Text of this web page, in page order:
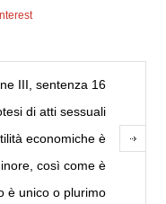
III, sentenza 16
di atti sessuali
economiche è
così come è
è unico o plurimo